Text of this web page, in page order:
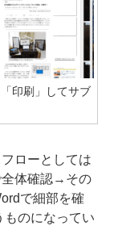
印刷」してサブ
ローとしては
全体確認→その
で細部を確
ものになってい